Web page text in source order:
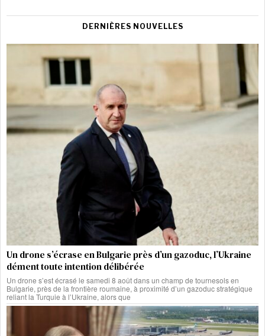
DERNIÈRES NOUVELLES
Un drone s’écrase en Bulgarie près d’un gazoduc, l’Ukraine
dément toute intention délibérée
Un drone s’est écrasé le samedi 8 août dans un champ de tournesols en
Bulgarie, près de la frontière roumaine, à proximité d’un gazoduc stratégique
reliant la Turquie à l’Ukraine, alors que